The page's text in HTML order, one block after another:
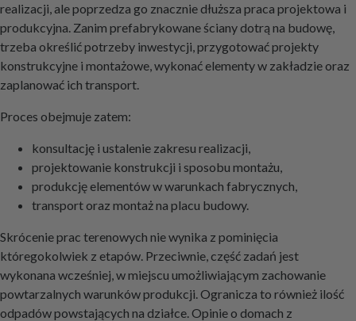
realizacji, ale poprzedza go znacznie dłuższa praca projektowa i
produkcyjna. Zanim prefabrykowane ściany dotrą na budowę,
trzeba określić potrzeby inwestycji, przygotować projekty
konstrukcyjne i montażowe, wykonać elementy w zakładzie oraz
zaplanować ich transport.
Proces obejmuje zatem:
konsultację i ustalenie zakresu realizacji,
projektowanie konstrukcji i sposobu montażu,
produkcję elementów w warunkach fabrycznych,
transport oraz montaż na placu budowy.
Skrócenie prac terenowych nie wynika z pominięcia
któregokolwiek z etapów. Przeciwnie, część zadań jest
wykonana wcześniej, w miejscu umożliwiającym zachowanie
powtarzalnych warunków produkcji. Ogranicza to również ilość
odpadów powstających na działce. Opinie o domach z